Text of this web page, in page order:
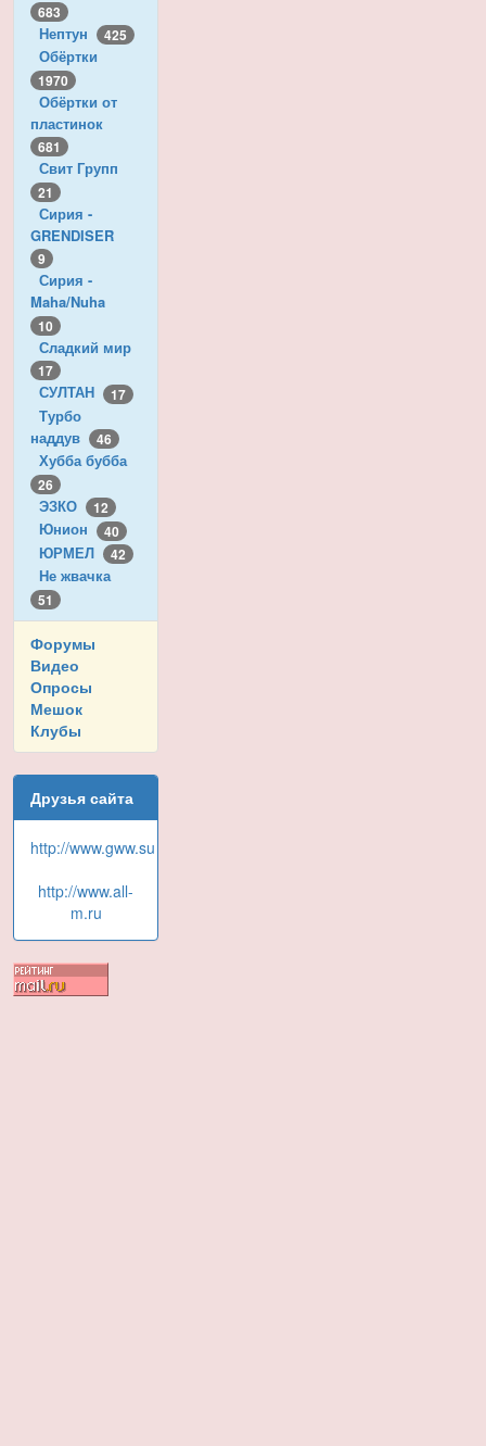
683
Нептун 425
Обёртки
1970
Обёртки от
пластинок
681
Свит Групп
21
Сирия -
GRENDISER
9
Сирия -
Maha/Nuha
10
Сладкий мир
17
СУЛТАН 17
Турбо
наддув
46
Хубба бубба
26
ЭЗКО 12
Юнион 40
ЮРМЕЛ 42
Не жвачка
51
Форумы
Видео
Опросы
Мешок
Клубы
Друзья сайта
http://www.gww.su
http://www.all-
m.ru